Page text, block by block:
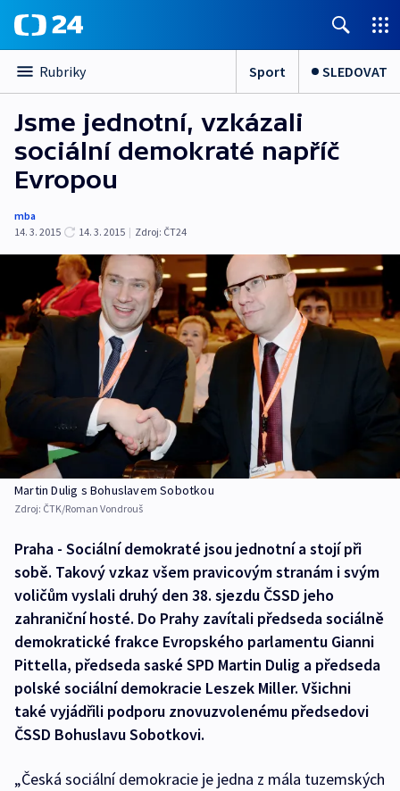
Rubriky Sport SLEDOVAT
Jsme jednotní, vzkázali
sociální demokraté napříč
Evropou
mba
14. 3. 2015
14. 3. 2015 | Zdroj: ČT24
Martin Dulig s Bohuslavem Sobotkou
Zdroj: ČTK/Roman Vondrouš
Praha - Sociální demokraté jsou jednotní a stojí při
sobě. Takový vzkaz všem pravicovým stranám i svým
voličům vyslali druhý den 38. sjezdu ČSSD jeho
zahraniční hosté. Do Prahy zavítali předseda sociálně
demokratické frakce Evropského parlamentu Gianni
Pittella, předseda saské SPD Martin Dulig a předseda
polské sociální demokracie Leszek Miller. Všichni
také vyjádřili podporu znovuzvolenému předsedovi
ČSSD Bohuslavu Sobotkovi.
„Česká sociální demokracie je jedna z mála tuzemských